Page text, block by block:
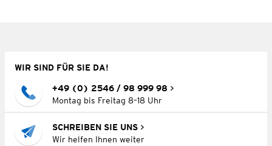
WIR SIND FÜR SIE DA!
+49 (0) 2546 / 98 999 98
Montag bis Freitag 8–18 Uhr
SCHREIBEN SIE UNS
Wir helfen Ihnen weiter